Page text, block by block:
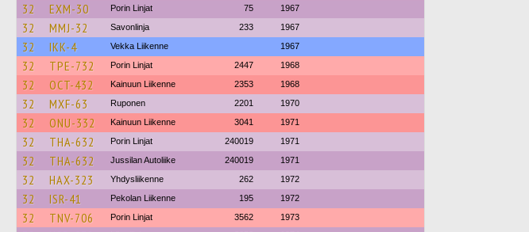
32 EXM-30 Porin Linjat 75 1967
32 MMJ-32 Savonlinja 233 1967
32 IKK-4 Vekka Liikenne 1967
32 TPE-732 Porin Linjat 2447 1968
32 OCT-432 Kainuun Liikenne 2353 1968
32 MXF-63 Ruponen 2201 1970
32 ONU-332 Kainuun Liikenne 3041 1971
32 THA-632 Porin Linjat 240019 1971
32 THA-632 Jussilan Autoliike 240019 1971
32 HAX-323 Yhdysliikenne 262 1972
32 ISR-41 Pekolan Liikenne 195 1972
32 TNV-706 Porin Linjat 3562 1973